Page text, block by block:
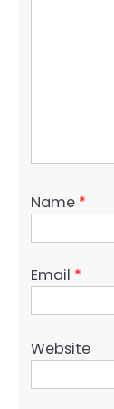
Name *
Email *
Website